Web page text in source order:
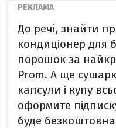
До речі, знайти
кондиціонер для
порошок за
Prom. А ще
капсули і купу
оформите
буде